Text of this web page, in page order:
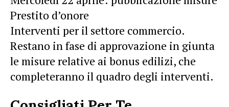
Prestito d’onore
Interventi per il settore commercio.
Restano in fase di approvazione in giunta
le misure relative ai bonus edilizi, che
completeranno il quadro degli interventi.